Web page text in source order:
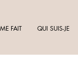
FAIT QUI SUIS-JE